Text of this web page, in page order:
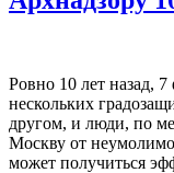
Ровно 10 лет назад,
нескольких
другом, и люди, по
Москву от
может получиться